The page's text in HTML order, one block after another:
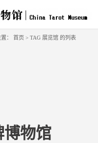
： 首页 > TAG 展览馆 的列表
博物馆